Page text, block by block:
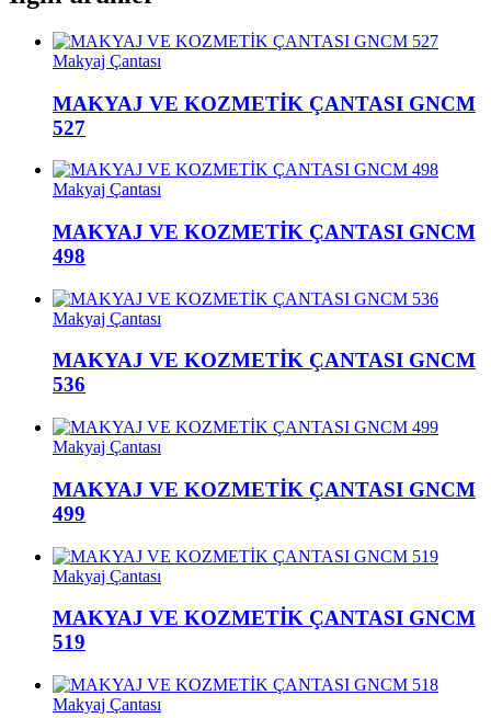
Makyaj Çantası
MAKYAJ VE KOZMETİK ÇANTASI GNCM
527
Makyaj Çantası
MAKYAJ VE KOZMETİK ÇANTASI GNCM
498
Makyaj Çantası
MAKYAJ VE KOZMETİK ÇANTASI GNCM
536
Makyaj Çantası
MAKYAJ VE KOZMETİK ÇANTASI GNCM
499
Makyaj Çantası
MAKYAJ VE KOZMETİK ÇANTASI GNCM
519
Makyaj Çantası